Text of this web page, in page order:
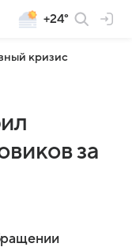
+24°
кризис
за